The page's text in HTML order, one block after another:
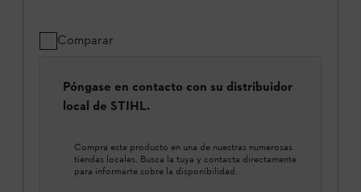
Comparar
Póngase en contacto con su distribuidor
local de STIHL.
Compra este producto en una de nuestras numerosas
tiendas locales. Busca la tuya y contacta directamente
para informarte sobre la disponibilidad.